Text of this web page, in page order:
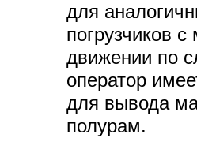
для
погрузчиков
движении по
оператор
для вывода
полурам.